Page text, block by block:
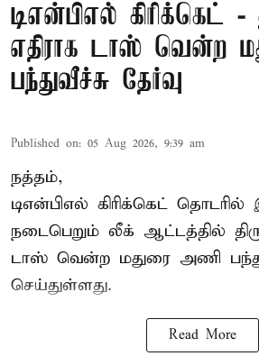
டிஎன்பிஎல் கிரிக்கெட் -
எதிராக டாஸ் வென்ற
பந்துவீச்சு தேர்வு
Published on: 05 Aug 2026, 9:39 am
நத்தம்,
டிஎன்பிஎல் கிரிக்கெட் தொடரில்
நடைபெறும் லீக் ஆட்டத்தில்
டாஸ் வென்ற மதுரை அணி
செய்துள்ளது.
Read More